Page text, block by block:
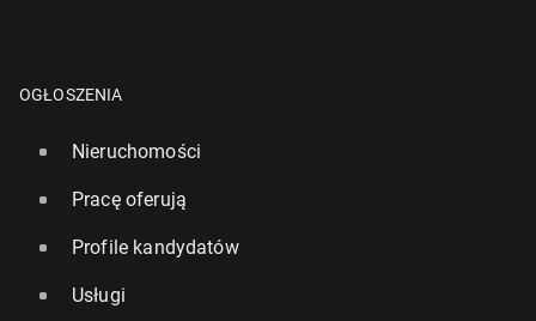
OGŁOSZENIA
Nieruchomości
Pracę oferują
Profile kandydatów
Usługi